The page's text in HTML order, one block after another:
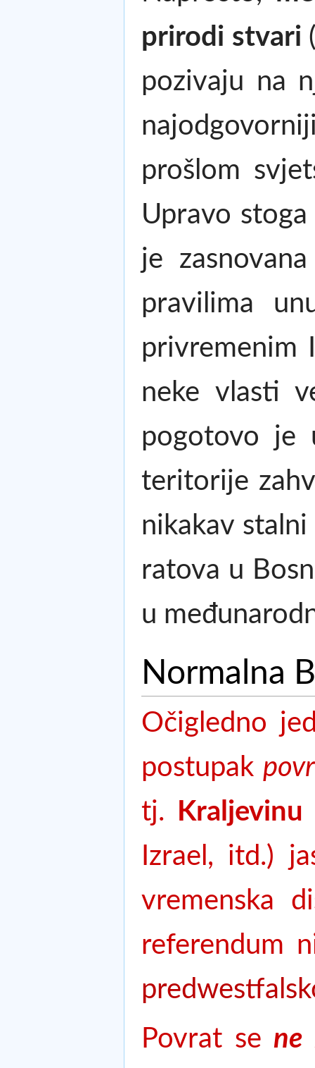
prirodi stvari
pozivaju na
prošlom
Upravo
je
pravilima
privremenim
neke vlasti
pogotovo je
teritorije
nikakav
ratova u
u
Normalna
Očigledno
postupak
tj.
Kraljevinu
Izrael, itd.)
vremenska
referendum
Povrat se ne